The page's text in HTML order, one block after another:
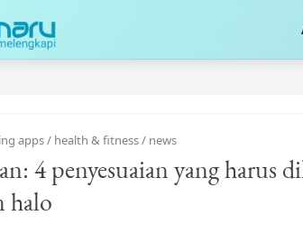
apps/ health & fitness/ news
4 penyesuaian yang harus
halo